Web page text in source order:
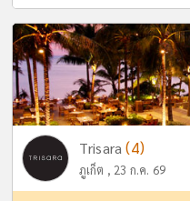
Trisara(4)
ภูเก็ต , 23 ก.ค. 69